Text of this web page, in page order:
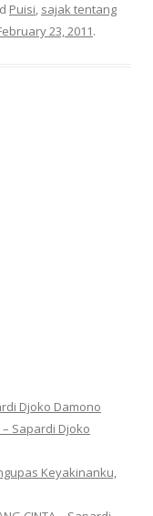
Puisi, sajak tentang
23, 2011.
Djoko Damono
– Sapardi Djoko
Keyakinanku,